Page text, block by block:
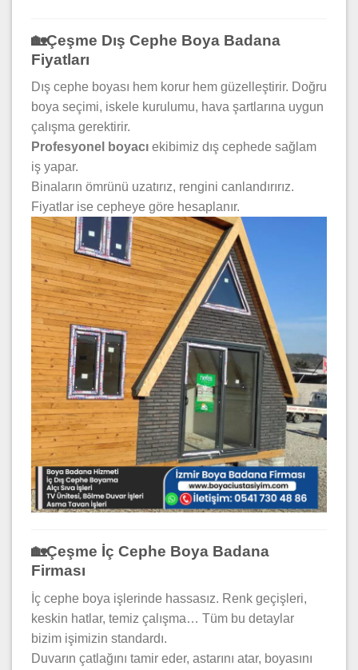
🏡Çeşme Dış Cephe Boya Badana
Fiyatları
Dış cephe boyası hem korur hem güzelleştirir. Doğru
boya seçimi, iskele kurulumu, hava şartlarına uygun
çalışma gerektirir.
Profesyonel boyacı ekibimiz dış cephede sağlam
iş yapar.
Binaların ömrünü uzatırız, rengini canlandırırız.
Fiyatlar ise cepheye göre hesaplanır.
🏡Çeşme İç Cephe Boya Badana
Firması
İç cephe boya işlerinde hassasız. Renk geçişleri,
keskin hatlar, temiz çalışma… Tüm bu detaylar
bizim işimizin standardı.
Duvarın çatlağını tamir eder, astarını atar, boyasını